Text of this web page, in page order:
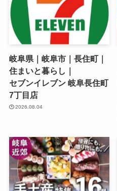
岐阜県｜岐阜市｜長住町｜
住まいと暮らし｜
セブンイレブン 岐阜長住町
7丁目店
2026.08.04